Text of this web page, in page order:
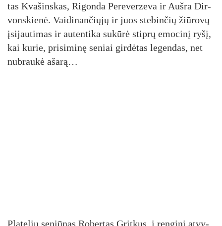
tas Kva­šins­kas, Ri­gon­da Pe­re­ver­ze­va ir Auš­ra Dir­
vons­kie­nė. Vai­di­nan­čių­jų ir juos ste­bin­čių žiū­ro­vų
įsi­jau­ti­mas ir au­ten­ti­ka su­kū­rė stip­rų emo­ci­nį ry­šį,
kai ku­rie, pri­si­mi­nę se­niai gir­dė­tas le­gen­das, net
nu­brau­kė aša­rą…
Pla­te­lių se­niū­nas Ro­ber­tas Grit­kus, į ren­gi­nį at­vy­